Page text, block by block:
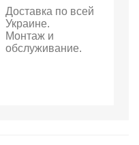
Доставка по всей
Украине.
Монтаж и
обслуживание.